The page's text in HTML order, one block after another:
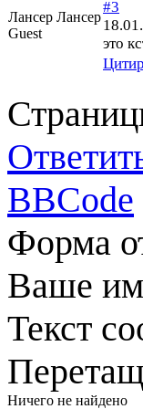
Лансер Лансер
Guest
#3
это
BBCode
Форма
Ваше
Текст
Ничего не найдено